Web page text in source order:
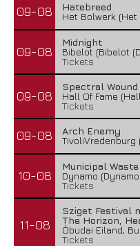
09-08
Hatebreed
Het Bolwerk (Het
09-08
Midnight
Bibelot (Bibelot
Tickets
09-08
Spectral Wound
Hall Of Fame
Tickets
09-08
Arch Enemy
TivoliVredenburg
10-08
Municipal Waste
Dynamo
Tickets
11-08
Sziget Festival
The Horizon,
Óbudai Eiland,
Tickets